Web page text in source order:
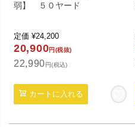
弱】 ５０ヤード
定価 ¥24,200
20,900円(税抜)
22,990 円(税込)
カートに入れる